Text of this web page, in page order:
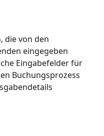
die von den
eingegeben
Eingabefelder für
Buchungsprozess